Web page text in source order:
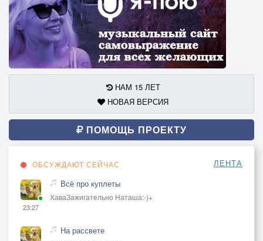
НАМ 15 ЛЕТ
НОВАЯ ВЕРСИЯ
ПОМОЩЬ ПРОЕКТУ
ОБСУЖДАЮТ СЕЙЧАС ЛЕНТА
23:27
Всё про куплеты
ХаваЗажигательно Наташа:-)+
На рассвете